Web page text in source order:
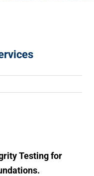
Testing for